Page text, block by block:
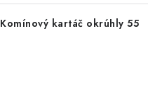
Komínový kartáč okrúhly 55